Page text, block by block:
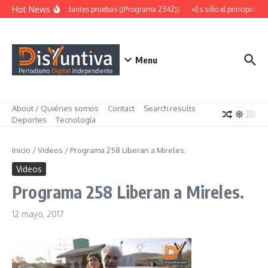
Saltar al contenido
Hot NewsAbundantes pruebas ((Programa 2342)) «Es sólo el principio»
Menu
About / Quiénes somos Contact
Search results
Deportes
Tecnología
Inicio /Videos / Programa 258 Liberan a Mireles.
Videos
Programa 258 Liberan a Mireles.
12 mayo, 2017